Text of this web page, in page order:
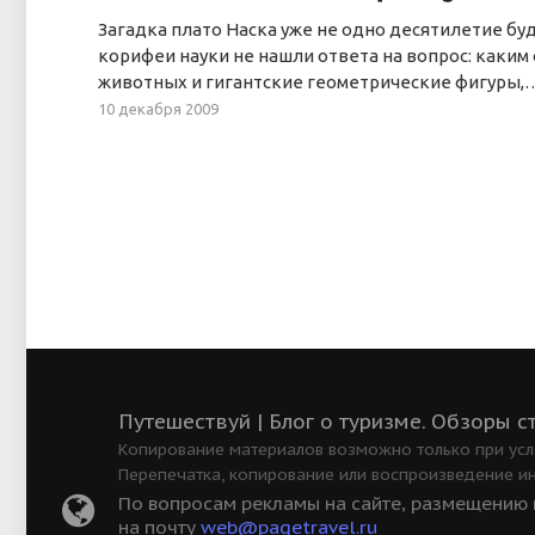
Загадка плато Наска уже не одно десятилетие
корифеи науки не нашли ответа на вопрос:
животных и гигантские геометрические
10 декабря 2009
Путешествуй | Блог о туризме. Обзоры
Копирование материалов возможно только при
Перепечатка, копирование или воспроизведение
По вопросам рекламы на сайте, размещению
на почту web@pagetravel.ru